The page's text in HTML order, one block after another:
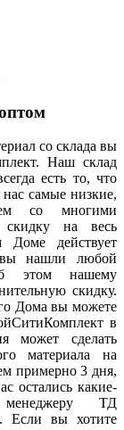
со склада вы
Наш склад
есть то, что
самые низкие,
со многими
скидку на весь
Доме действует
нашли любой
этом нашему
скидку.
Дома вы можете
в
может сделать
материала на
примерно 3 дня,
остались какие-
ТД
Если вы хотите